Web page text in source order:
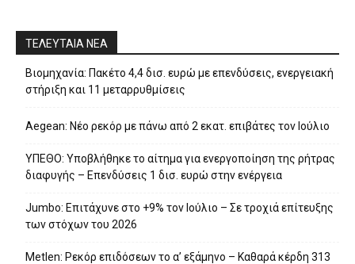
ΤΕΛΕΥΤΑΙΑ ΝΕΑ
Βιομηχανία: Πακέτο 4,4 δισ. ευρώ με επενδύσεις, ενεργειακή
στήριξη και 11 μεταρρυθμίσεις
Aegean: Νέο ρεκόρ με πάνω από 2 εκατ. επιβάτες τον Ιούλιο
ΥΠΕΘΟ: Υποβλήθηκε το αίτημα για ενεργοποίηση της ρήτρας
διαφυγής – Επενδύσεις 1 δισ. ευρώ στην ενέργεια
Jumbo: Επιτάχυνε στο +9% τον Ιούλιο – Σε τροχιά επίτευξης
των στόχων του 2026
Metlen: Ρεκόρ επιδόσεων το α’ εξάμηνο – Kαθαρά κέρδη 313